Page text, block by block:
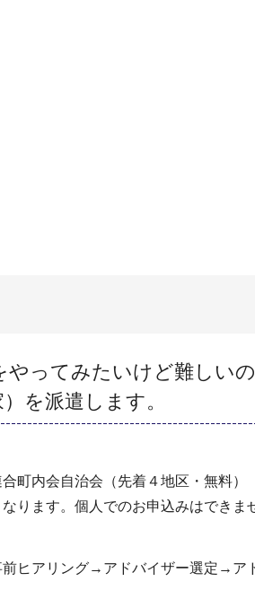
ってみたいけど難しい
）を派遣します。
町内会自治会（先着４地区・無料）
ります。個人でのお申込みはできま
ヒアリング→アドバイザー選定→ア